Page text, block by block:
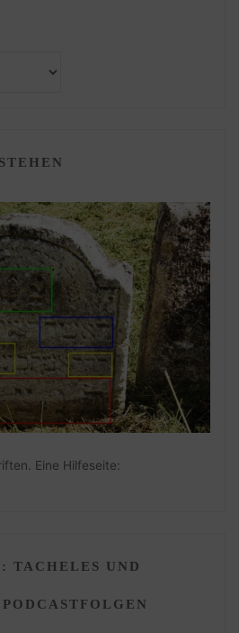
Eine Hilfeseite:
TACHELES UND